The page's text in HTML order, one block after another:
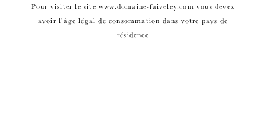
Pour visiter le site www.domaine-faiveley.com vous devez
avoir l’âge légal de consommation dans votre pays de
résidence